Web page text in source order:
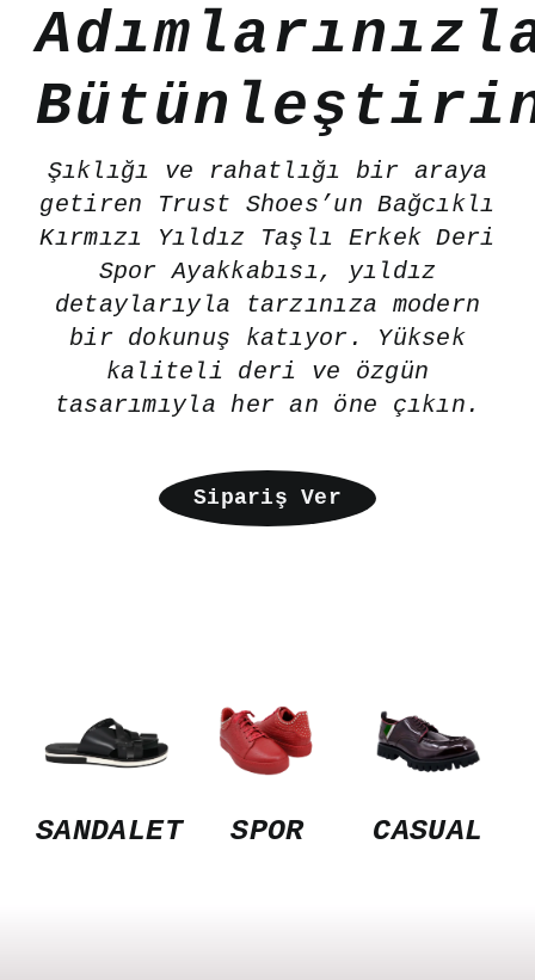
Şıklığı ve rahatlığı bir araya
getiren Trust Shoes’un Bağcıklı
Kırmızı Yıldız Taşlı Erkek Deri
Spor Ayakkabısı, yıldız
detaylarıyla tarzınıza modern
bir dokunuş katıyor. Yüksek
kaliteli deri ve özgün
tasarımıyla her an öne çıkın.
Sipariş Ver
SANDALET SPOR CASUAL